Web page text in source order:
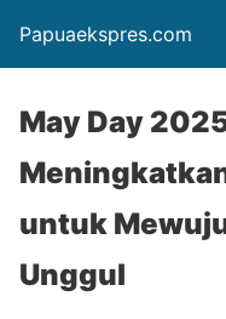
Papuaekspres.com
May Day
untuk
Unggul